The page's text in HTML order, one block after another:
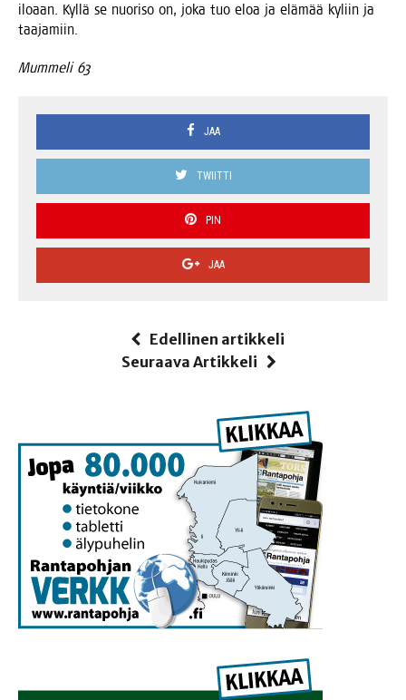
ilo­aan. Kyl­lä se nuo­ri­so on, joka tuo eloa ja elä­mää kyliin ja
taajamiin.
Mum­me­li 63
JAA
TWIITTI
PIN
JAA
Edellinen artikkeli
Seuraava Artikkeli